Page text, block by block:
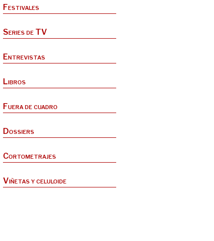
Festivales
Series de TV
Entrevistas
Libros
Fuera de cuadro
Dossiers
Cortometrajes
Viñetas y celuloide